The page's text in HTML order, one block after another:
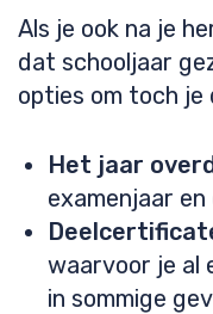
Als je ook na je
dat schooljaar
opties om toch je
Het jaar
examenjaar
waarvoor je al
in sommige